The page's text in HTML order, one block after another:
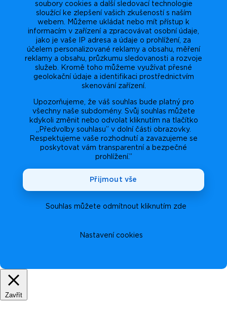
soubory cookies a další sledovací technologie
sloužící ke zlepšení vašich zkušeností s naším
webem. Můžeme ukládat nebo mít přístup k
informacím v zařízení a zpracovávat osobní údaje,
jako je vaše IP adresa a údaje o prohlížení, za
účelem personalizované reklamy a obsahu, měření
reklamy a obsahu, průzkumu sledovanosti a rozvoje
služeb. Kromě toho můžeme využívat přesné
geolokační údaje a identifikaci prostřednictvím
skenování zařízení.
Upozorňujeme, že váš souhlas bude platný pro
všechny naše subdomény. Svůj souhlas můžete
kdykoli změnit nebo odvolat kliknutím na tlačítko
„Předvolby souhlasu” v dolní části obrazovky.
Respektujeme vaše rozhodnutí a zavazujeme se
poskytovat vám transparentní a bezpečné
prohlížení.”
Nastavení cookies
Souhlas můžete odmítnout kliknutím zde
Přijmout vše
Zavřít